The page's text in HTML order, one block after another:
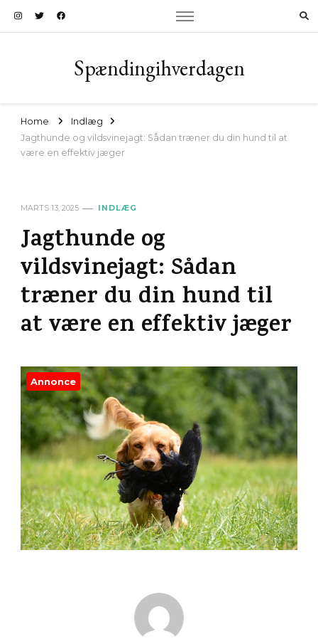
Spændingihverdagen
Home
Indlæg
Jagthunde og vildsvinejagt: Sådan træner du din hund til at
være en effektiv jæger
MARTS 13, 2025 INDLÆG
Jagthunde og
vildsvinejagt: Sådan
træner du din hund til
at være en effektiv jæger
Annonce